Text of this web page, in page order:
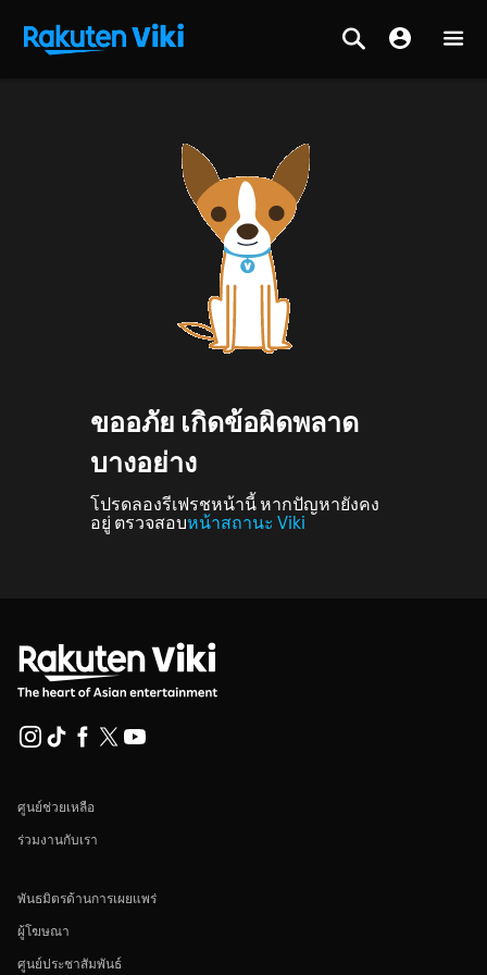
ขออภัย เกิดข้อผิดพลาด
บางอย่าง
โปรดลองรีเฟรชหน้านี้ หากปัญหายังคง
อยู่ ตรวจสอบหน้าสถานะ Viki
ศูนย์ช่วยเหลือ
ร่วมงานกับเรา
พันธมิตรด้านการเผยแพร่
ผู้โฆษณา
ศูนย์ประชาสัมพันธ์